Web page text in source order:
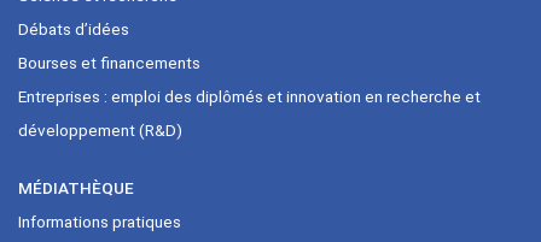
Débats d’idées
Bourses et financements
Entreprises : emploi des diplômés et innovation en recherche et
développement (R&D)
MÉDIATHÈQUE
Informations pratiques